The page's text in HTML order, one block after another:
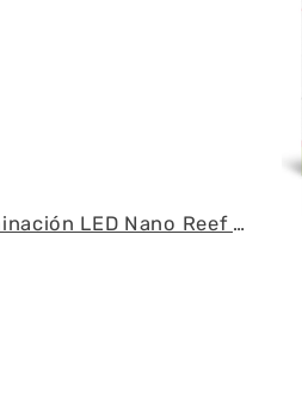
AQUAEL - SAS Filter 500 - Skimmer de superficie